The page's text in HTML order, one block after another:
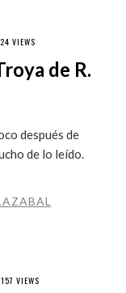
VIEWS
de R.
después de
de lo leído.
VIEWS